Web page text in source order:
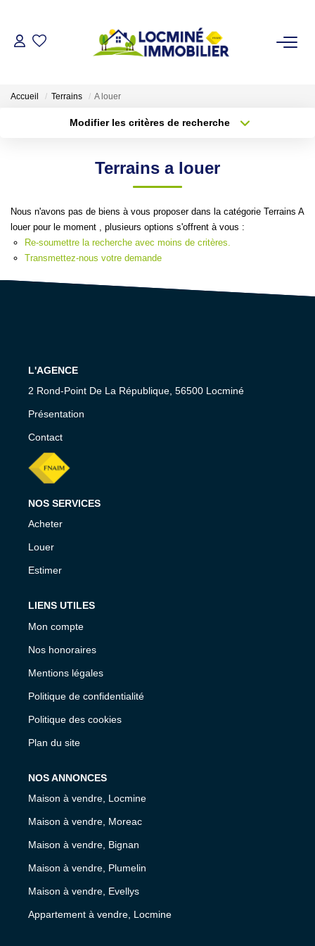
L'AGENCE
EN
Accueil Terrains A louer
Modifier les critères de recherche
Créer une alerte
Terrains a louer
Nous n'avons pas de biens à vous proposer dans la catégorie Terrains A
louer pour le moment , plusieurs options s'offrent à vous :
Re-soumettre la recherche avec moins de critères.
Transmettez-nous votre demande
L'AGENCE
2 Rond-Point De La République, 56500 Locminé
Présentation
Contact
NOS SERVICES
Acheter
Louer
Estimer
LIENS UTILES
Mon compte
Nos honoraires
Mentions légales
Politique de confidentialité
Politique des cookies
Plan du site
NOS ANNONCES
Maison à vendre, Locmine
Maison à vendre, Moreac
Maison à vendre, Bignan
Maison à vendre, Plumelin
Maison à vendre, Evellys
Appartement à vendre, Locmine